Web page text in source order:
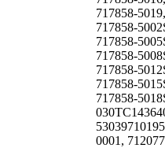
717858-
717858-
717858-
717858-
717858-
717858-
717858-
0001,